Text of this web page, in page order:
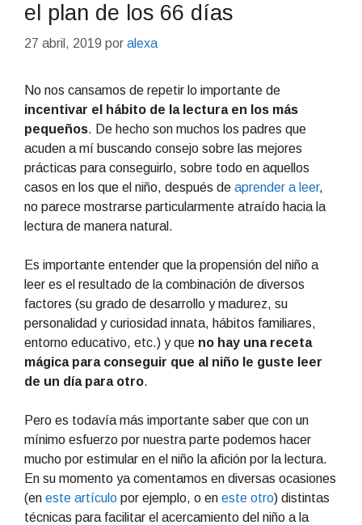
el plan de los 66 días
27 abril, 2019 por alexa
No nos cansamos de repetir lo importante de
incentivar el hábito de la lectura en los más
pequeños. De hecho son muchos los padres que
acuden a mí buscando consejo sobre las mejores
prácticas para conseguirlo, sobre todo en aquellos
casos en los que el niño, después de aprender a leer,
no parece mostrarse particularmente atraído hacia la
lectura de manera natural.
Es importante entender que la propensión del niño a
leer es el resultado de la combinación de diversos
factores (su grado de desarrollo y madurez, su
personalidad y curiosidad innata, hábitos familiares,
entorno educativo, etc.) y que no hay una receta
mágica para conseguir que al niño le guste leer
de un día para otro.
Pero es todavía más importante saber que con un
mínimo esfuerzo por nuestra parte podemos hacer
mucho por estimular en el niño la afición por la lectura.
En su momento ya comentamos en diversas ocasiones
(en este artículo por ejemplo, o en este otro) distintas
técnicas para facilitar el acercamiento del niño a la